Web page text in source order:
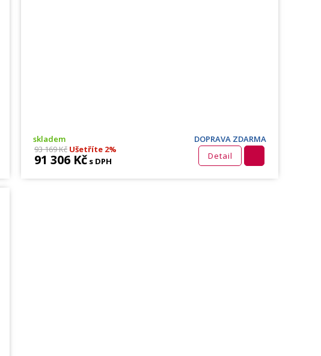
skladem
DOPRAVA ZDARMA
93 169 Kč Ušetříte 2%
91 306 Kč s DPH Detail